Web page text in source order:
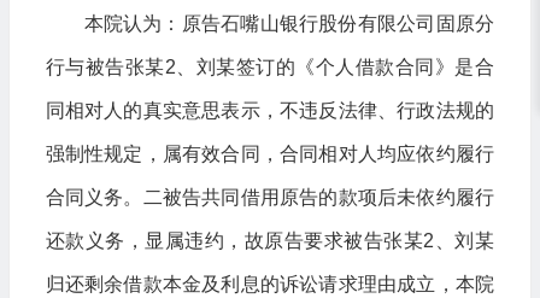
本院认为：原告石嘴山银行股份有限公司固原分
行与被告张某2、刘某签订的《个人借款合同》是合
同相对人的真实意思表示，不违反法律、行政法规的
强制性规定，属有效合同，合同相对人均应依约履行
合同义务。二被告共同借用原告的款项后未依约履行
还款义务，显属违约，故原告要求被告张某2、刘某
归还剩余借款本金及利息的诉讼请求理由成立，本院